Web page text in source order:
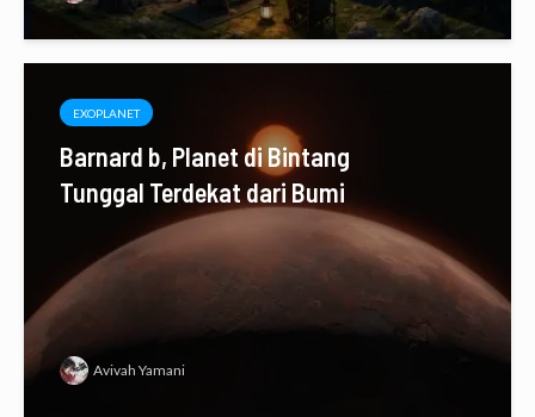
EXOPLANET
Barnard b, Planet di Bintang
Tunggal Terdekat dari Bumi
Avivah Yamani